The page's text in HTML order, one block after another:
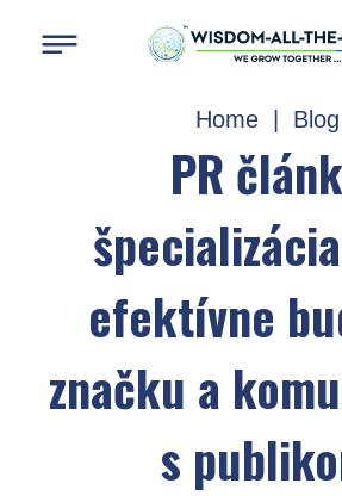
Home| Blog
PR
efektívne
značku a
s